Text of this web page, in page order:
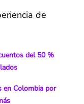
de
del 50 %
en Colombia por